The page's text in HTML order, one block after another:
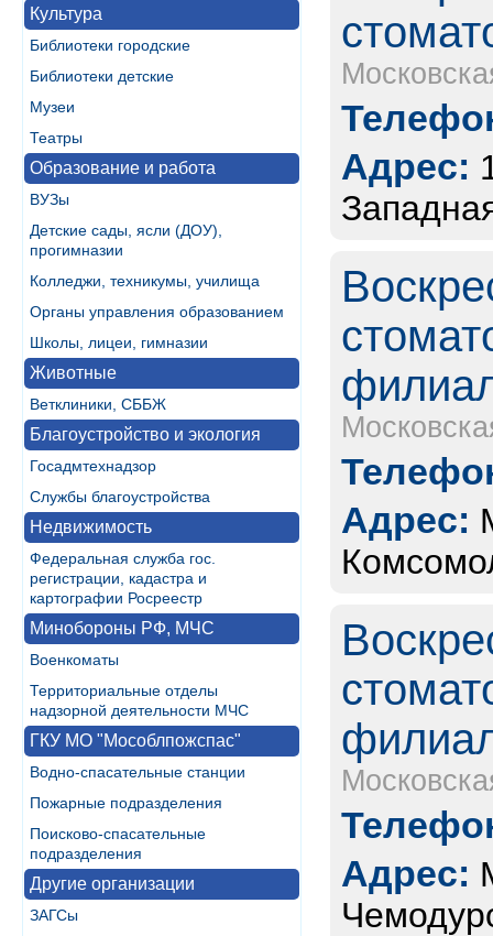
Культура
Библиотеки городские
Библиотеки детские
Музеи
Театры
Образование и работа
ВУЗы
Детские сады, ясли (ДОУ),
прогимназии
Колледжи, техникумы, училища
Органы управления образованием
Школы, лицеи, гимназии
Животные
Ветклиники, СББЖ
Благоустройство и экология
Госадмтехнадзор
Службы благоустройства
Недвижимость
Федеральная служба гос.
регистрации, кадастра и
картографии Росреестр
Минобороны РФ, МЧС
Военкоматы
Территориальные отделы
надзорной деятельности МЧС
ГКУ МО "Мособлпожспас"
Водно-спасательные станции
Пожарные подразделения
Поисково-спасательные
подразделения
Другие организации
ЗАГСы
Адрес:
Адрес:
Адрес: